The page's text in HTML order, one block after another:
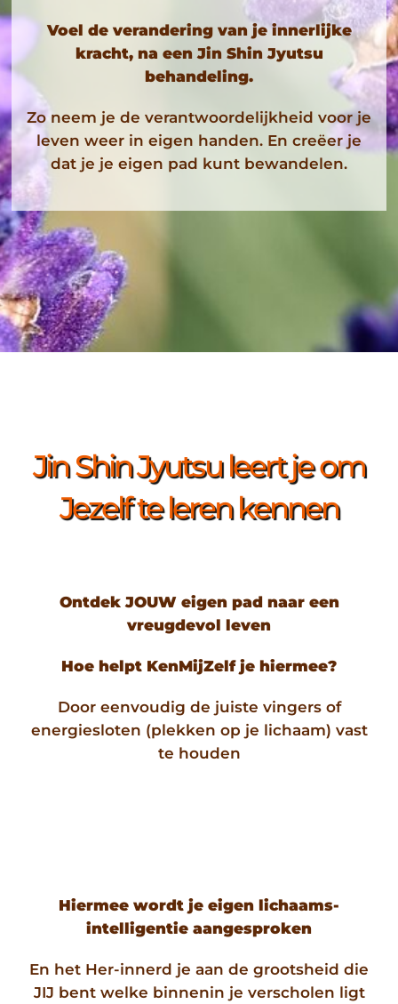
Voel de verandering van je innerlijke
kracht, na een Jin Shin Jyutsu
behandeling.
Zo neem je de verantwoordelijkheid voor je
leven weer in eigen handen. En creëer je
dat je je eigen pad kunt bewandelen.
Jin Shin Jyutsu leert je om
Jezelf te leren kennen
Ontdek JOUW eigen pad naar een
vreugdevol leven
Hoe helpt KenMijZelf je hiermee?
Door eenvoudig de juiste vingers of
energiesloten (plekken op je lichaam) vast
te houden
Hiermee wordt je eigen lichaams-
intelligentie aangesproken
En het Her-innerd je aan de grootsheid die
JIJ bent welke binnenin je verscholen ligt